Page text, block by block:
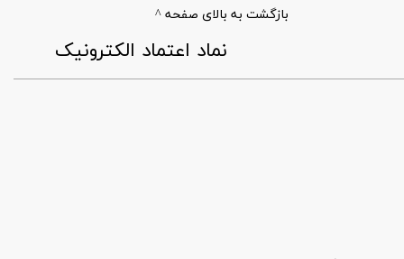
بازگشت به بالای صفحه ^
​نماد اعتماد الکترونیک